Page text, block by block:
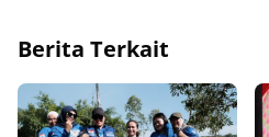
Berita Terkait